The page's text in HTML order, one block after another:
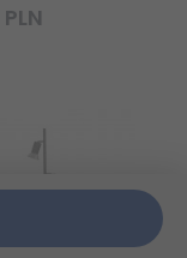
PLN